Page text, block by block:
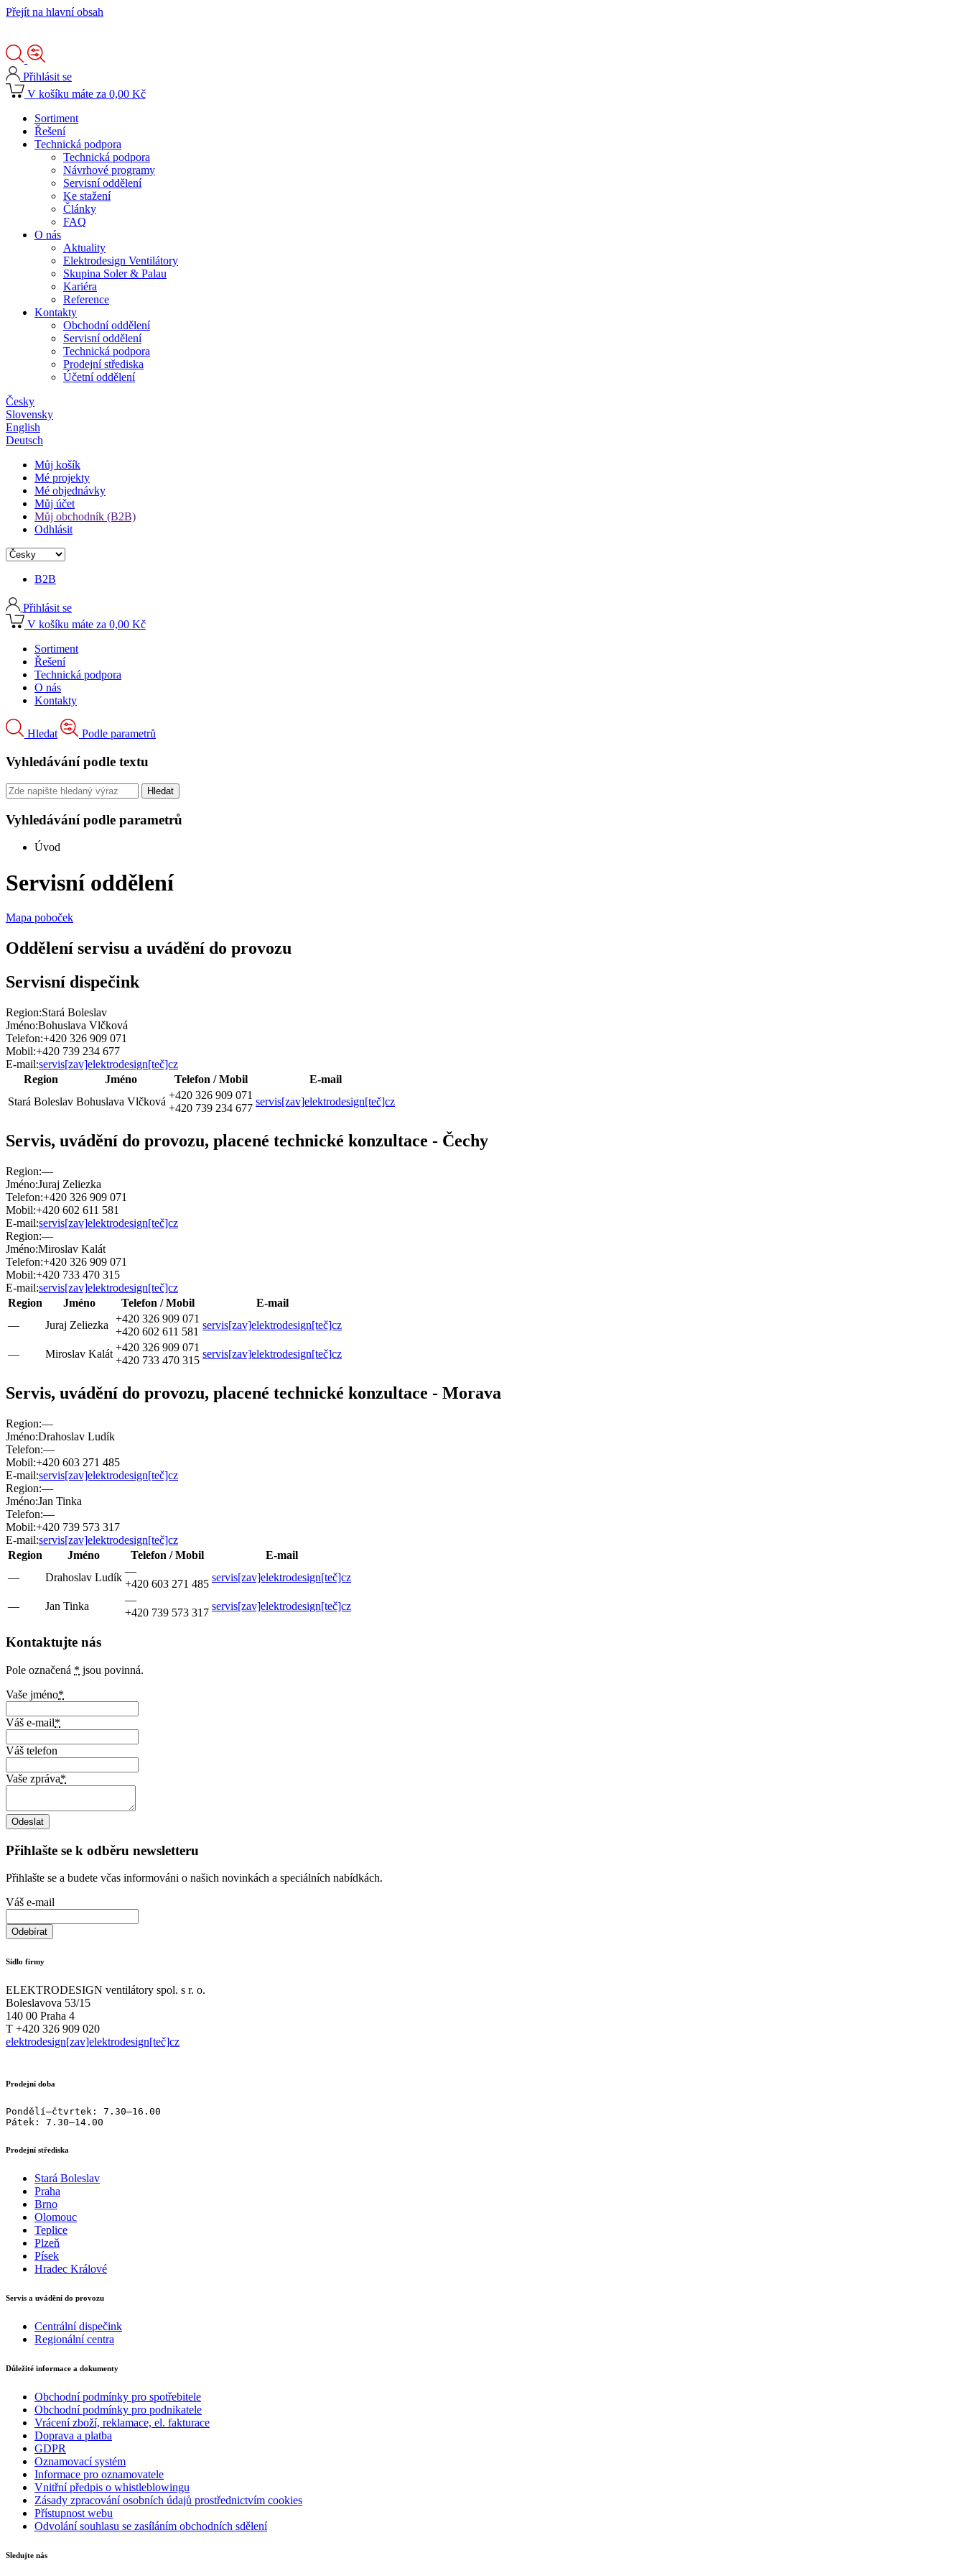
Přejít na hlavní obsah
Přihlásit se
V košíku máte za 0,00 Kč
Sortiment
Řešení
Technická podpora
Technická podpora
Návrhové programy
Servisní oddělení
Ke stažení
Články
FAQ
O nás
Aktuality
Elektrodesign Ventilátory
Skupina Soler & Palau
Kariéra
Reference
Kontakty
Obchodní oddělení
Servisní oddělení
Technická podpora
Prodejní střediska
Účetní oddělení
Česky
Slovensky
English
Deutsch
Můj košík
Mé projekty
Mé objednávky
Můj účet
Můj obchodník (B2B)
Odhlásit
B2B
Přihlásit se
V košíku máte za 0,00 Kč
Sortiment
Řešení
Technická podpora
O nás
Kontakty
Hledat Podle parametrů
Vyhledávání podle textu
Vyhledávání podle parametrů
Úvod
Servisní oddělení
Mapa poboček
Oddělení servisu a uvádění do provozu
Servisní dispečink
Region:Stará Boleslav
Jméno:Bohuslava Vlčková
Telefon:+420 326 909 071
Mobil:+420 739 234 677
E-mail:servis[zav]elektrodesign[teč]cz
Region
Jméno Telefon / Mobil
E-mail
Stará Boleslav Bohuslava Vlčková
+420 326 909 071
+420 739 234 677
servis[zav]elektrodesign[teč]cz
Servis, uvádění do provozu, placené technické konzultace - Čechy
Region:—
Jméno:Juraj Zeliezka
Telefon:+420 326 909 071
Mobil:+420 602 611 581
E-mail:servis[zav]elektrodesign[teč]cz
Region:—
Jméno:Miroslav Kalát
Telefon:+420 326 909 071
Mobil:+420 733 470 315
E-mail:servis[zav]elektrodesign[teč]cz
Region
Jméno Telefon / Mobil
E-mail
—
Juraj Zeliezka
+420 326 909 071
+420 602 611 581
servis[zav]elektrodesign[teč]cz
— Miroslav Kalát
+420 326 909 071
+420 733 470 315
servis[zav]elektrodesign[teč]cz
Servis, uvádění do provozu, placené technické konzultace - Morava
Region:—
Jméno:Drahoslav Ludík
Telefon:—
Mobil:+420 603 271 485
E-mail:servis[zav]elektrodesign[teč]cz
Region:—
Jméno:Jan Tinka
Telefon:—
Mobil:+420 739 573 317
E-mail:servis[zav]elektrodesign[teč]cz
Region
Jméno Telefon / Mobil
E-mail
—
Drahoslav Ludík
—
+420 603 271 485
servis[zav]elektrodesign[teč]cz
— Jan Tinka
—
+420 739 573 317
servis[zav]elektrodesign[teč]cz
Kontaktujte nás
Pole označená * jsou povinná.
Vaše jméno*
Váš e-mail*
Váš telefon
Vaše zpráva*
Přihlašte se k odběru newsletteru
Přihlašte se a budete včas informováni o našich novinkách a speciálních nabídkách.
Váš e-mail
Sídlo firmy
ELEKTRODESIGN ventilátory spol. s r. o.
Boleslavova 53/15
140 00 Praha 4
T +420 326 909 020
elektrodesign[zav]elektrodesign[teč]cz
Prodejní doba
Pondělí–čtvrtek: 7.30–16.00
Pátek: 7.30–14.00
Prodejní střediska
Stará Boleslav
Praha
Brno
Olomouc
Teplice
Plzeň
Písek
Hradec Králové
Servis a uvádění do provozu
Centrální dispečink
Regionální centra
Důležité informace a dokumenty
Obchodní podmínky pro spotřebitele
Obchodní podmínky pro podnikatele
Vrácení zboží, reklamace, el. fakturace
Doprava a platba
GDPR
Oznamovací systém
Informace pro oznamovatele
Vnitřní předpis o whistleblowingu
Zásady zpracování osobních údajů prostřednictvím cookies
Přístupnost webu
Odvolání souhlasu se zasíláním obchodních sdělení
Sledujte nás